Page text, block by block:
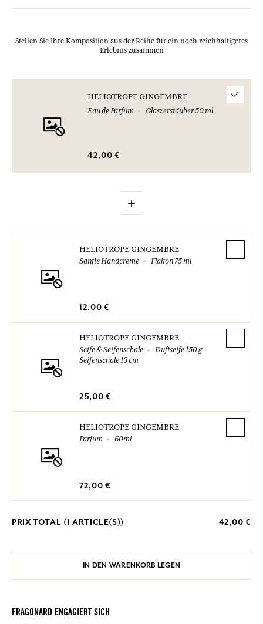
Stellen Sie Ihre Komposition aus der Reihe für ein noch reichhaltigeres
Erlebnis zusammen
HELIOTROPE GINGEMBRE
Eau de Parfum
Glaszerstäuber 50 ml
42,00 €
+
HELIOTROPE GINGEMBRE
Sanfte Handcreme
Flakon 75 ml
12,00 €
HELIOTROPE GINGEMBRE
Seife & Seifenschale
Duftseife 150 g -
Seifenschale 13 cm
25,00 €
HELIOTROPE GINGEMBRE
Parfum
60ml
72,00 €
PRIX TOTAL (1 ARTICLE(S)) 42,00 €
IN DEN WARENKORB LEGEN
FRAGONARD ENGAGIERT SICH